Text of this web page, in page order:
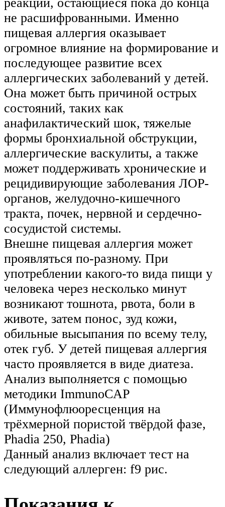
не расшифрованными. Именно
пищевая аллергия оказывает
огромное влияние на формирование и
последующее развитие всех
аллергических заболеваний у детей.
Она может быть причиной острых
состояний, таких как
анафилактический шок, тяжелые
формы бронхиальной обструкции,
аллергические васкулиты, а также
может поддерживать хронические и
рецидивирующие заболевания ЛОР-
органов, желудочно-кишечного
тракта, почек, нервной и сердечно-
сосудистой системы.
Внешне пищевая аллергия может
проявляться по-разному. При
употреблении какого-то вида пищи у
человека через несколько минут
возникают тошнота, рвота, боли в
животе, затем понос, зуд кожи,
обильные высыпания по всему телу,
отек губ. У детей пищевая аллергия
часто проявляется в виде диатеза.
Анализ выполняется с помощью
методики ImmunoCAP
(Иммунофлюоресценция на
трёхмерной пористой твёрдой фазе,
Phadia 250, Phadia)
Данный анализ включает тест на
следующий аллерген: f9 рис.